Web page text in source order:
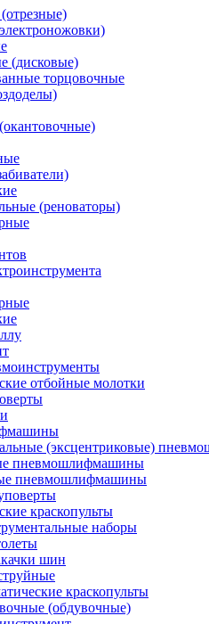
(дисковые)
торцовочные
(реноваторы)
отбойные молотки
(эксцентриковые)
пневмошлифмашины
пневмошлифмашины
краскопульты
наборы
шин
краскопульты
(обдувочные)